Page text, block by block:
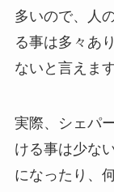
多いので、人
る事は多々あ
ないと言えます
実際、シェパ
ける事は少な
になったり、